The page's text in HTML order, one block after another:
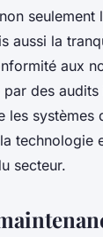
seulement
aussi la
aux
des audits
les systèmes
technologie
secteur.